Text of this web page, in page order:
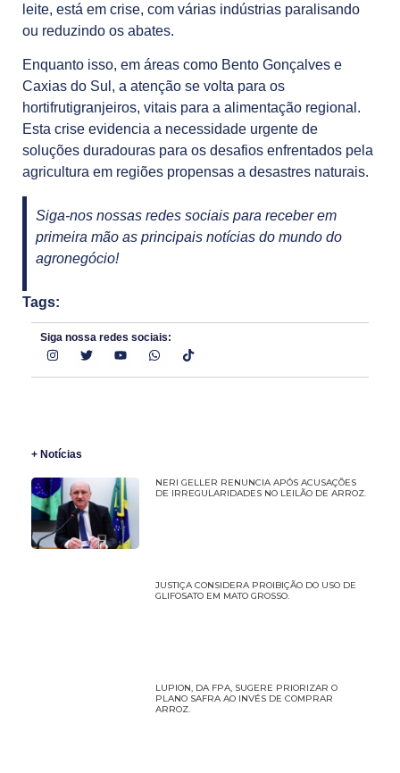
leite, está em crise, com várias indústrias paralisando
ou reduzindo os abates.
Enquanto isso, em áreas como Bento Gonçalves e
Caxias do Sul, a atenção se volta para os
hortifrutigranjeiros, vitais para a alimentação regional.
Esta crise evidencia a necessidade urgente de
soluções duradouras para os desafios enfrentados pela
agricultura em regiões propensas a desastres naturais.
Siga-nos nossas redes sociais para receber em
primeira mão as principais notícias do mundo do
agronegócio!
Tags:
Siga nossa redes sociais:
+ Notícias
NERI GELLER RENUNCIA APÓS ACUSAÇÕES
DE IRREGULARIDADES NO LEILÃO DE ARROZ.
JUSTIÇA CONSIDERA PROIBIÇÃO DO USO DE
GLIFOSATO EM MATO GROSSO.
LUPION, DA FPA, SUGERE PRIORIZAR O
PLANO SAFRA AO INVÉS DE COMPRAR
ARROZ.